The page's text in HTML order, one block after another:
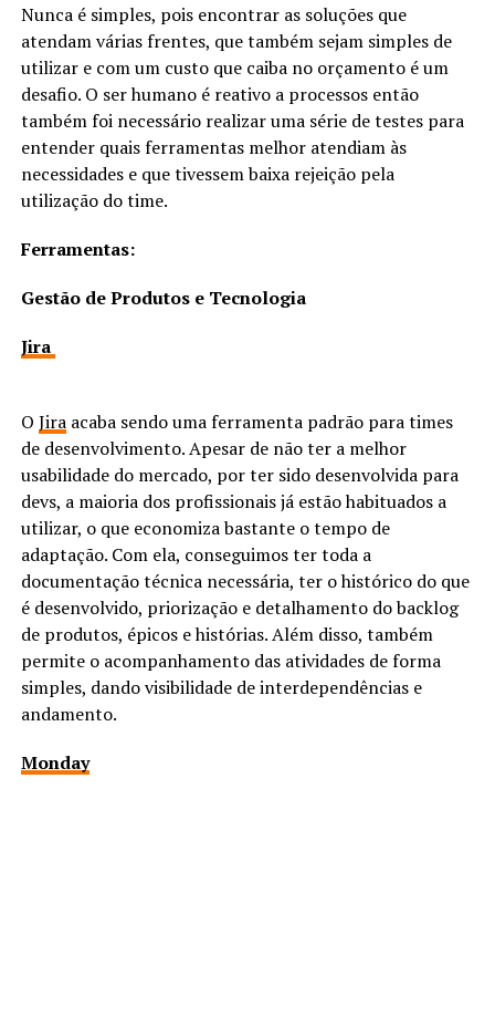
Nunca é simples, pois encontrar as soluções que
atendam várias frentes, que também sejam simples de
utilizar e com um custo que caiba no orçamento é um
desafio. O ser humano é reativo a processos então
também foi necessário realizar uma série de testes para
entender quais ferramentas melhor atendiam às
necessidades e que tivessem baixa rejeição pela
utilização do time.
Ferramentas:
Gestão de Produtos e Tecnologia
Jira
O Jiraacaba sendo uma ferramenta padrão para times
de desenvolvimento. Apesar de não ter a melhor
usabilidade do mercado, por ter sido desenvolvida para
devs, a maioria dos profissionais já estão habituados a
utilizar, o que economiza bastante o tempo de
adaptação. Com ela, conseguimos ter toda a
documentação técnica necessária, ter o histórico do que
é desenvolvido, priorização e detalhamento do backlog
de produtos, épicos e histórias. Além disso, também
permite o acompanhamento das atividades de forma
simples, dando visibilidade de interdependências e
andamento.
Monday